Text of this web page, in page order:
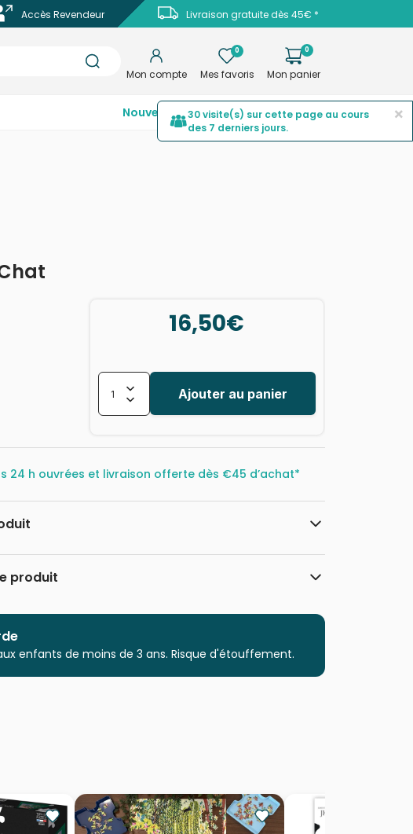
Livraison gratuite dès 45€ *
Accès Revendeur
Mon compte
0
Mes favoris
0
Mon panier
NouveautésTop ventesPromotions
16,50€
Ajouter au panier
24 h ouvrées et livraison offerte dès €45 d’achat*
produit
Puzzle pour Adultes (500 à 48.000
pièces)
enfants de moins de 3 ans. Risque d'étouffement.
×
30 visite(s) sur cette page au cours
des 7 derniers jours.